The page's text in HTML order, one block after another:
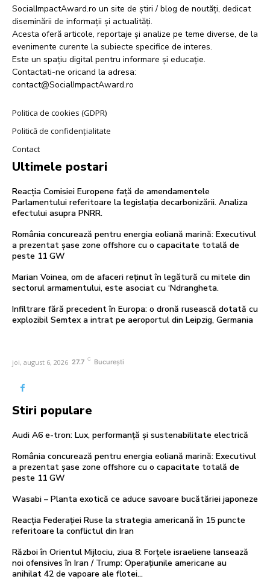
SocialImpactAward.ro un site de știri / blog de noutăți, dedicat
diseminării de informații și actualități.
Acesta oferă articole, reportaje și analize pe teme diverse, de la
evenimente curente la subiecte specifice de interes.
Este un spațiu digital pentru informare și educație.
Contactati-ne oricand la adresa:
contact@SocialImpactAward.ro
Politica de cookies (GDPR)
Politică de confidențialitate
Contact
Ultimele postari
Reacția Comisiei Europene față de amendamentele
Parlamentului referitoare la legislația decarbonizării. Analiza
efectului asupra PNRR.
România concurează pentru energia eoliană marină: Executivul
a prezentat șase zone offshore cu o capacitate totală de
peste 11 GW
Marian Voinea, om de afaceri reținut în legătură cu mitele din
sectorul armamentului, este asociat cu ‘Ndrangheta.
Infiltrare fără precedent în Europa: o dronă rusească dotată cu
explozibil Semtex a intrat pe aeroportul din Leipzig, Germania
joi, august 6, 2026 27.7 C București
Stiri populare
Audi A6 e-tron: Lux, performanță și sustenabilitate electrică
România concurează pentru energia eoliană marină: Executivul
a prezentat șase zone offshore cu o capacitate totală de
peste 11 GW
Wasabi – Planta exotică ce aduce savoare bucătăriei japoneze
Reacția Federației Ruse la strategia americană în 15 puncte
referitoare la conflictul din Iran
Război în Orientul Mijlociu, ziua 8: Forțele israeliene lansează
noi ofensives în Iran / Trump: Operațiunile americane au
anihilat 42 de vapoare ale flotei...